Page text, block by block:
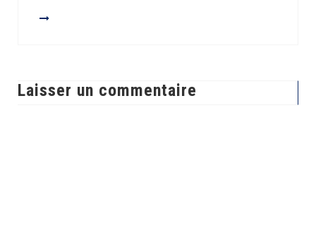
Laisser un commentaire